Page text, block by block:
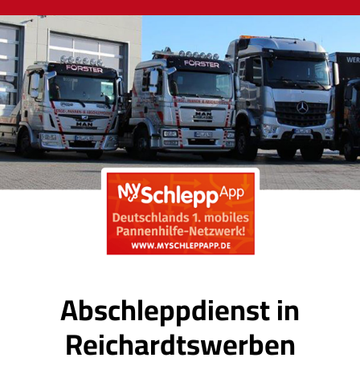
Abschleppdienst in
Reichardtswerben